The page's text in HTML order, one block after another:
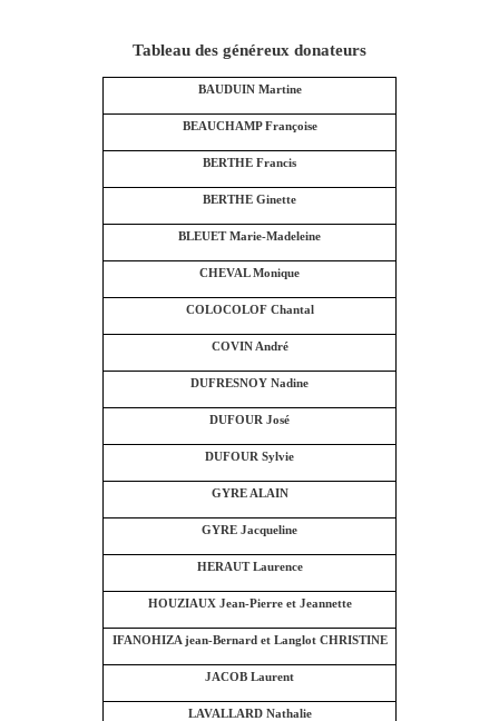
Tableau des généreux donateurs
BAUDUIN Martine
BEAUCHAMP Françoise
BERTHE Francis
BERTHE Ginette
BLEUET Marie-Madeleine
CHEVAL Monique
COLOCOLOF Chantal
COVIN André
DUFRESNOY Nadine
DUFOUR José
DUFOUR Sylvie
GYRE ALAIN
GYRE Jacqueline
HERAUT Laurence
HOUZIAUX Jean-Pierre et Jeannette
IFANOHIZA jean-Bernard et Langlot CHRISTINE
JACOB Laurent
LAVALLARD Nathalie